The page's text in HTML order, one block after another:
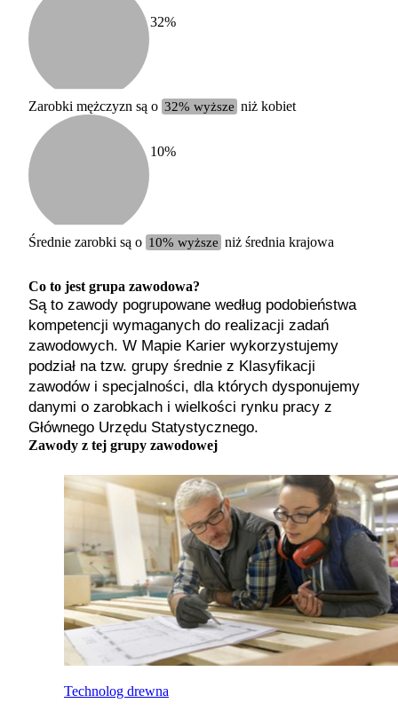
średnie
32%
Zarobki mężczyzn są o 32% wyższe niż kobiet
10%
Średnie zarobki są o 10% wyższe niż średnia krajowa
Co to jest grupa zawodowa?
Są to zawody pogrupowane według podobieństwa
kompetencji wymaganych do realizacji zadań
zawodowych. W Mapie Karier wykorzystujemy
podział na tzw. grupy średnie z Klasyfikacji
zawodów i specjalności, dla których dysponujemy
danymi o zarobkach i wielkości rynku pracy z
Głównego Urzędu Statystycznego.
Zawody z tej grupy zawodowej
Technolog drewna